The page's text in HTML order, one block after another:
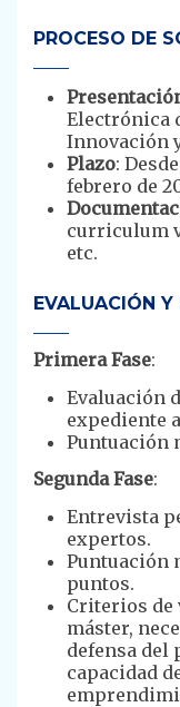
PROCESO DE
Electrónica
Innovación
Plazo:
febrero de
curriculum
etc.
EVALUACIÓN Y
Primera Fase:
Evaluación
expediente
Puntuación
Segunda Fase:
Entrevista
expertos.
Puntuación
puntos.
Criterios de
máster,
defensa del
capacidad